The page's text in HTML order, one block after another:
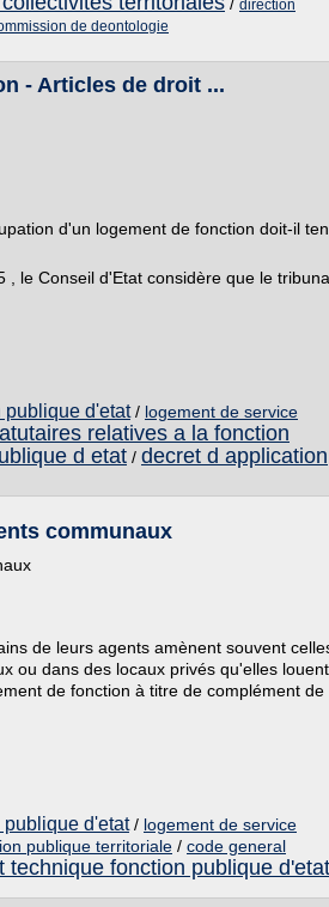
direction
de deontologie
- Articles de droit ...
d'un logement de fonction doit-il
le Conseil d'Etat considère que le
publique d'etat/ logement de service
relatives a la fonction
d etat / decret d application
communaux
de leurs agents amènent souvent
ou dans des locaux privés qu'elles
de fonction à titre de complément de
publique d'etat/ logement de service
publique territoriale / code general
technique fonction publique